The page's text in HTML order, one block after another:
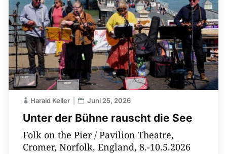
Unter der Bühne rauscht die See
Harald Keller Juni 25, 2026
Folk on the Pier / Pavilion Theatre,
Cromer, Norfolk, England, 8.-10.5.2026